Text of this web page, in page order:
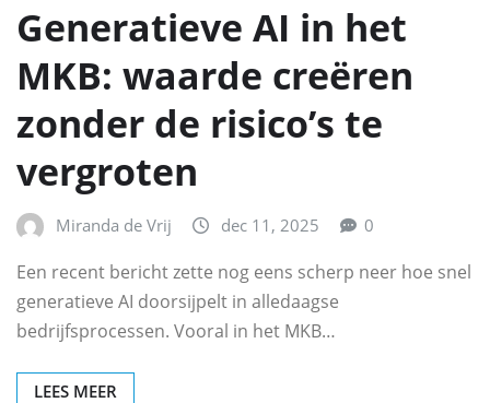
Generatieve AI in het
MKB: waarde creëren
zonder de risico’s te
vergroten
Miranda de Vrij dec 11, 2025 0
Een recent bericht zette nog eens scherp neer hoe snel
generatieve AI doorsijpelt in alledaagse
bedrijfsprocessen. Vooral in het MKB…
LEES MEER